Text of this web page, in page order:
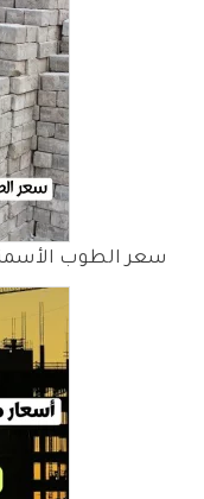
سعر الطوب